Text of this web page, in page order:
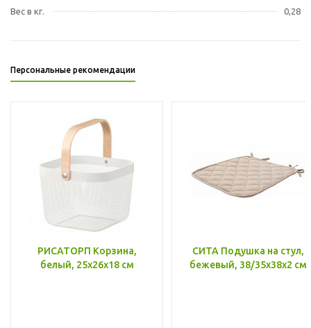
Вес в кг.
0,28
Персональные рекомендации
РИСАТОРП Корзина,
белый, 25x26x18 см
СИТА Подушка на стул,
бежевый, 38/35x38x2 см